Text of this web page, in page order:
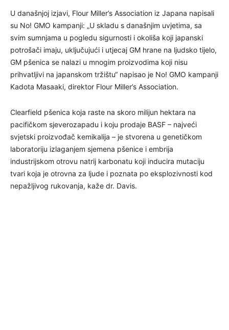
U današnjoj izjavi, Flour Miller’s Association iz Japana napisali
su No! GMO kampanji: „U skladu s današnjim uvjetima, sa
svim sumnjama u pogledu sigurnosti i okoliša koji japanski
potrošači imaju, uključujući i utjecaj GM hrane na ljudsko tijelo,
GM pšenica se nalazi u mnogim proizvodima koji nisu
prihvatljivi na japanskom tržištu“ napisao je No! GMO kampanji
Kadota Masaaki, direktor Flour Miller’s Association.
Clearfield pšenica koja raste na skoro milijun hektara na
pacifičkom sjeverozapadu i koju prodaje BASF – najveći
svjetski proizvođač kemikalija – je stvorena u genetičkom
laboratoriju izlaganjem sjemena pšenice i embrija
industrijskom otrovu natrij karbonatu koji inducira mutaciju
tvari koja je otrovna za ljude i poznata po eksplozivnosti kod
nepažljivog rukovanja, kaže dr. Davis.